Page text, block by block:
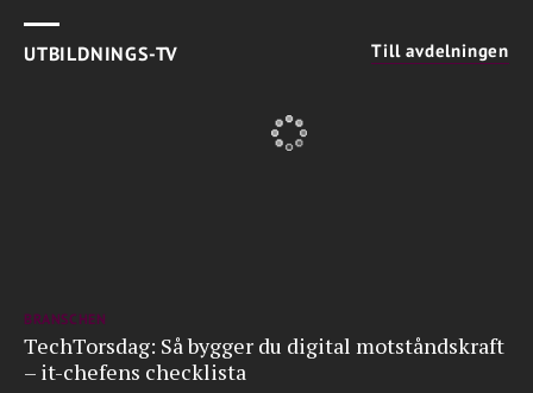
UTBILDNINGS-TV Till avdelningen
BRANSCHEN
TechTorsdag: Så bygger du digital motståndskraft
– it-chefens checklista